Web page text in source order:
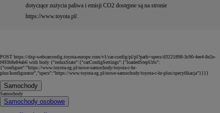
dotyczące zużycia paliwa i emisji CO2 dostępne są na stronie
https://www.toyota.pl/.
POST https://dxp-webcarconfig.toyota-europe.com/v1/car-config/pl/pl?path=specs/d3221898-3c90-4ee4-8e2e-
f493b8e84ab6 with body {"reduxState":{"carConfigSettings":{"loadedStepUrls":
{"configure":"https://www.toyota-zg.pl/nowe-samochody/toyota-c-hr-
plus/konfigurator","specs":"https://www.toyota-zg.pl/nowe-samochody/toyota-c-hr-plus/specyfikacja"}}}}
Samochody
Samochody
Samochody osobowe